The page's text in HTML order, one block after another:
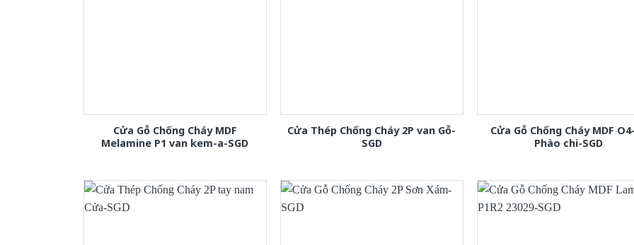
Cửa Gỗ Chống Cháy MDF
Melamine P1 van kem-a-SGD
Cửa Thép Chống Cháy 2P van Gỗ-
SGD
Cửa Gỗ Chống Cháy MDF
Phào chi-SGD